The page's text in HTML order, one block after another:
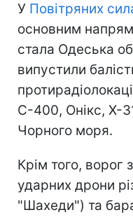
У Повітряних
основним
стала Одеська
випустили
С-400, Онікс, Х-
Чорного моря.
Крім того, ворог
ударних дрони
"Шахеди") та